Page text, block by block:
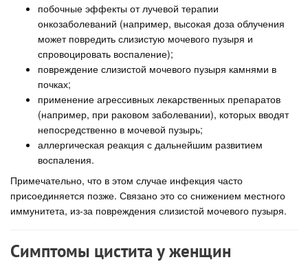
побочные эффекты от лучевой терапии
онкозаболеваний (например, высокая доза облучения
может повредить слизистую мочевого пузыря и
спровоцировать воспаление);
повреждение слизистой мочевого пузыря камнями в
почках;
применение агрессивных лекарственных препаратов
(например, при раковом заболевании), которых вводят
непосредственно в мочевой пузырь;
аллергическая реакция с дальнейшим развитием
воспаления.
Примечательно, что в этом случае инфекция часто
присоединяется позже. Связано это со снижением местного
иммунитета, из-за повреждения слизистой мочевого пузыря.
Симптомы цистита у женщин